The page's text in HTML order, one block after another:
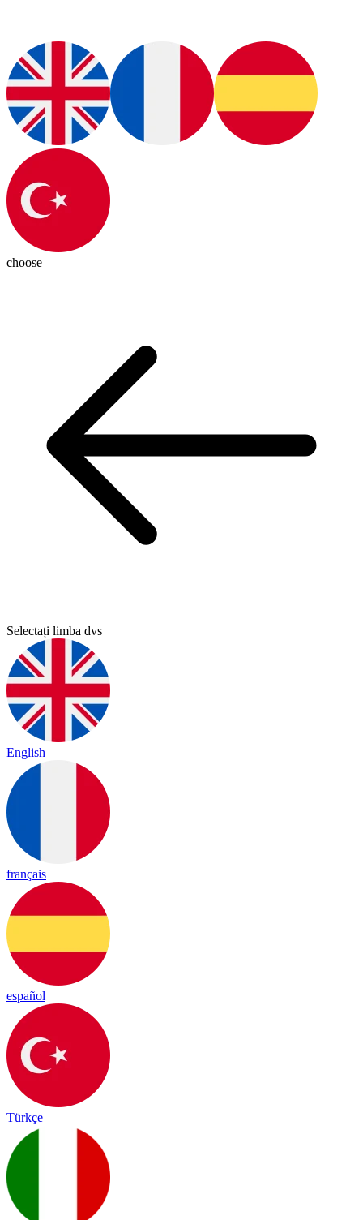
choose
Selectați limba dvs
English
français
español
Türkçe